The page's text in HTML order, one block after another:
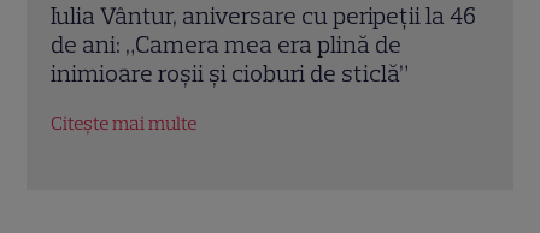
Ioana Blaj și Monica Bîrlădeanu, vacanță
împreună în Grecia. Imaginile de pe
barcă au atras toate privirile
Citește mai multe